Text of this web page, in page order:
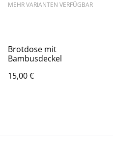
MEHR VARIANTEN VERFÜGBAR
Brotdose mit
Bambusdeckel
15,00 €